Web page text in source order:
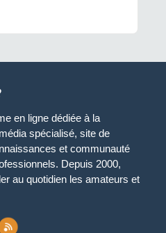
en ligne dédiée à la
spécialisé, site de
et communauté
Depuis 2000,
au quotidien les amateurs et